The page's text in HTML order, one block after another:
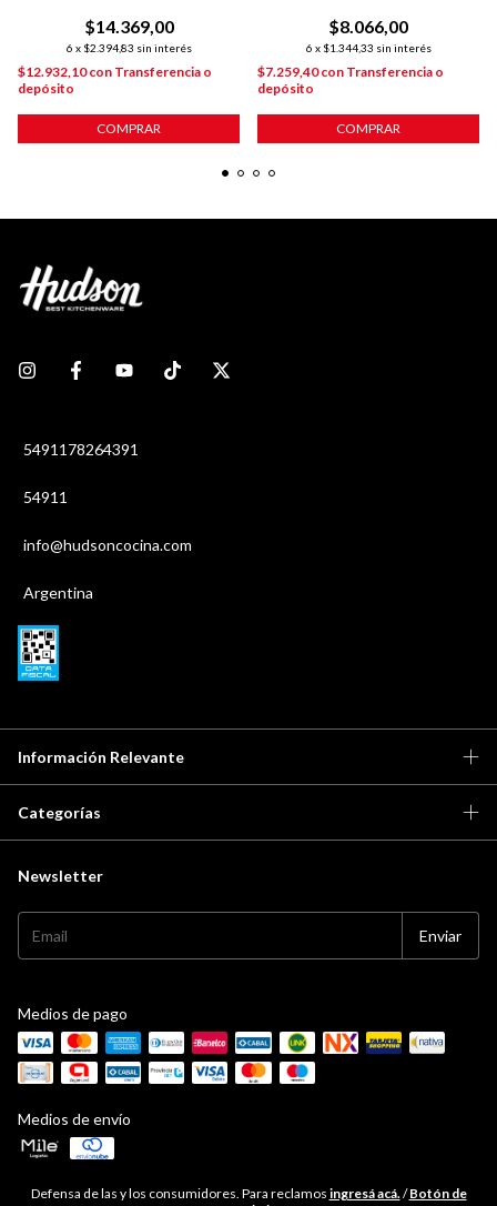
$14.369,00
6 x $2.394,83 sin interés
$12.932,10con Transferencia o
depósito
COMPRAR
$8.066,00
6 x $1.344,33 sin interés
$7.259,40con Transferencia o
depósito
COMPRAR
5491178264391
54911
info@hudsoncocina.com
Argentina
Información Relevante
Categorías
Newsletter
Medios de pago
Medios de envío
Defensa de las y los consumidores. Para reclamos ingresá acá./ Botón de